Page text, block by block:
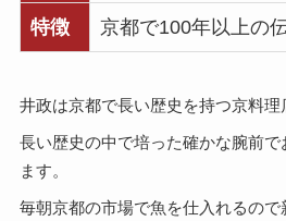
特徴 京都で100年以上の
井政は京都で長い歴史を持つ京料理
長い歴史の中で培った確かな腕前
ます。
毎朝京都の市場で魚を仕入れるので